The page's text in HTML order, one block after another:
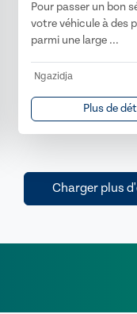
Pour passer un bon
votre véhicule à des
parmi une large ...
Ngazidja
Plus de
Charger plus